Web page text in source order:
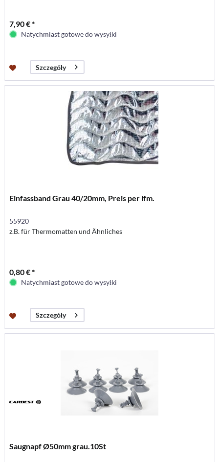
7,90 € *
Natychmiast gotowe do wysyłki
Szczegóły
Einfassband Grau 40/20mm, Preis per lfm.
55920
z.B. für Thermomatten und Ähnliches
0,80 € *
Natychmiast gotowe do wysyłki
Szczegóły
Saugnapf Ø50mm grau.10St